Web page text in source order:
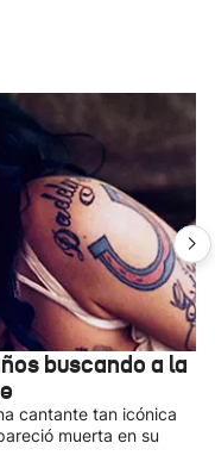
buscando a la
cantante tan icónica
muerta en su